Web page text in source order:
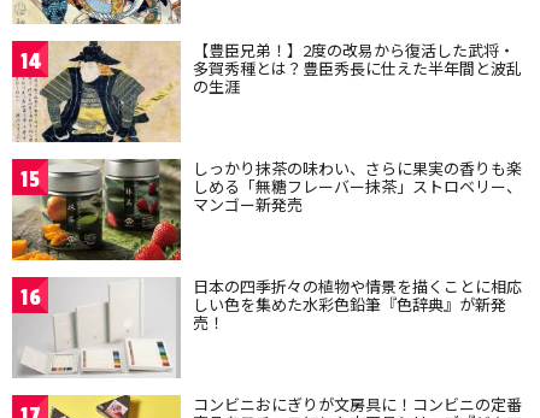
14 【豊臣兄弟！】2度の改易から復活した武将・
多賀秀種とは？豊臣秀長に仕えた半年間と波乱
の生涯
15 しっかり抹茶の味わい、さらに果実の香りも楽
しめる「無糖フレーバー抹茶」ストロベリー、
マンゴー新発売
16 日本の四季折々の植物や情景を描くことに相応
しい色を集めた水彩色鉛筆『色辞典』が新発
売！
コンビニおにぎりが文房具に！コンビニの定番